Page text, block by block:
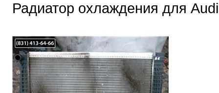
Радиатор охлаждения для